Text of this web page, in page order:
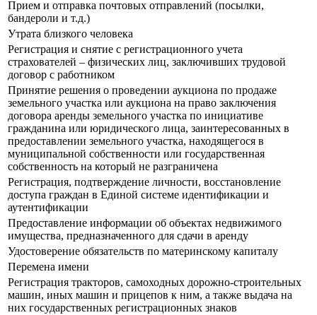
Прием и отправка почтовых отправлений (посылки,
бандероли и т.д.)
Утрата близкого человека
Регистрация и снятие с регистрационного учета
страхователей – физических лиц, заключивших трудовой
договор с работником
Принятие решения о проведении аукциона по продаже
земельного участка или аукциона на право заключения
договора аренды земельного участка по инициативе
гражданина или юридического лица, заинтересованных в
предоставлении земельного участка, находящегося в
муниципальной собственности или государственная
собственность на который не разграничена
Регистрация, подтверждение личности, восстановление
доступа граждан в Единой системе идентификации и
аутентификации
Предоставление информации об объектах недвижимого
имущества, предназначенного для сдачи в аренду
Удостоверение обязательств по материнскому капиталу
Перемена имени
Регистрация тракторов, самоходных дорожно-строительных
машин, иных машин и прицепов к ним, а также выдача на
них государственных регистрационных знаков